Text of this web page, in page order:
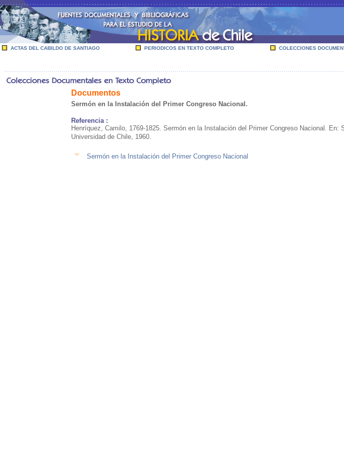
ACTAS DEL CABILDO DE SANTIAGO PERIODICOS EN TEXTO COMPLETO COLECCIONES
Documentos
Sermón en la Instalación del Primer Congreso Nacional.
Referencia :
Henríquez, Camilo, 1769-1825. Sermón en la Instalación del Primer Congreso Nacional.
Universidad de Chile, 1960.
Sermón en la Instalación del Primer Congreso Nacional